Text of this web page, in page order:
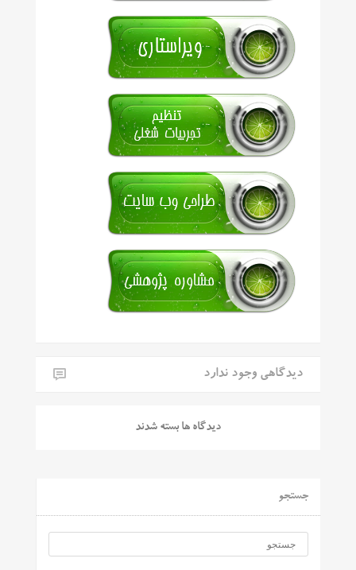
دیدگاهی وجود ندارد
دیدگاه ها بسته شدند
جستجو